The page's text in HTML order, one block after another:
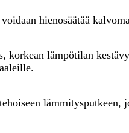
hienosäätää
korkean lämpötilan